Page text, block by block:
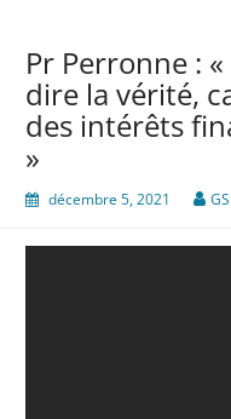
Pr Perronne :
dire la vérité,
des intérêts
»
décembre 5, 2021 GS